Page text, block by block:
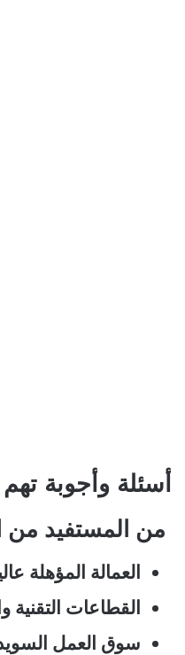
أسئلة وأجوبة
من المستفيد من
العمالة المؤهلة
القطاعات التقنية
سوق العمل